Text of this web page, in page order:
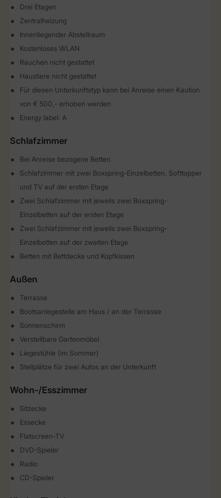
Drei Etagen
Zentralheizung
Innenliegender Abstellraum
Kostenloses WLAN
Rauchen nicht gestattet
Haustiere nicht gestattet
Für diesen Unterkunftstyp kann bei Anreise einen Kaution
von € 500,- erhoben werden
Energy label: A
Schlafzimmer
Bei Anreise bezogene Betten
Schlafzimmer mit zwei Boxspring-Einzelbetten, Softtopper
und TV auf der ersten Etage
Zwei Schlafzimmer mit jeweils zwei Boxspring-
Einzelbetten auf der ersten Etage
Zwei Schlafzimmer mit jeweils zwei Boxspring-
Einzelbetten auf der zweiten Etage
Betten mit Bettdecke und Kopfkissen
Außen
Terrasse
Bootsanlegestelle am Haus / an der Terrasse
Sonnenschirm
Verstellbare Gartenmöbel
Liegestühle (im Sommer)
Stellplätze für zwei Autos an der Unterkunft
Wohn-/Esszimmer
Sitzecke
Essecke
Flatscreen-TV
DVD-Spieler
Radio
CD-Spieler